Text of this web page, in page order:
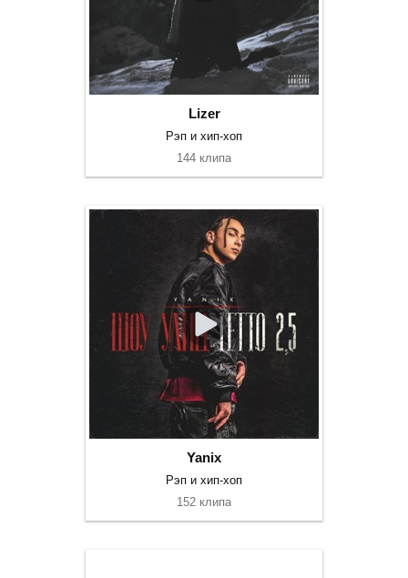
Lizer
Рэп и хип-хоп
144 клипа
Yanix
Рэп и хип-хоп
152 клипа